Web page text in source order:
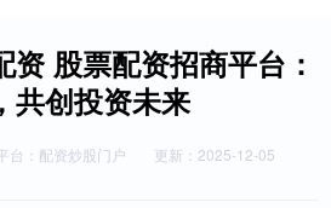
资 股票配资招商平台：
共创投资未来
台：配资炒股门户
更新：2025-12-05